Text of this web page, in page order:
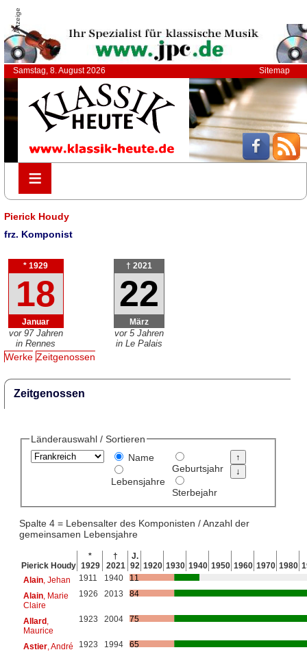
Anzeige
Samstag, 8. August 2026 Sitemap
≡
≡
Pierick Houdy
frz. Komponist
* 1929
18
Januar
vor 97 Jahren
in Rennes
† 2021
22
März
vor 5 Jahren
in Le Palais
Werke Zeitgenossen
Zeitgenossen
Länderauswahl / Sortieren
Name
Lebensjahre
Geburtsjahr
Sterbejahr
Spalte 4 = Lebensalter des Komponisten / Anzahl der
gemeinsamen Lebensjahre
Pierick Houdy
*
1929
†
2021
J.
92 1920 1930 1940 1950 1960 1970 1980
Alain, Jehan 1911 1940
11
Alain, Marie
Claire
1926 2013 84
Allard,
Maurice
1923 2004 75
Astier, André 1923 1994
65